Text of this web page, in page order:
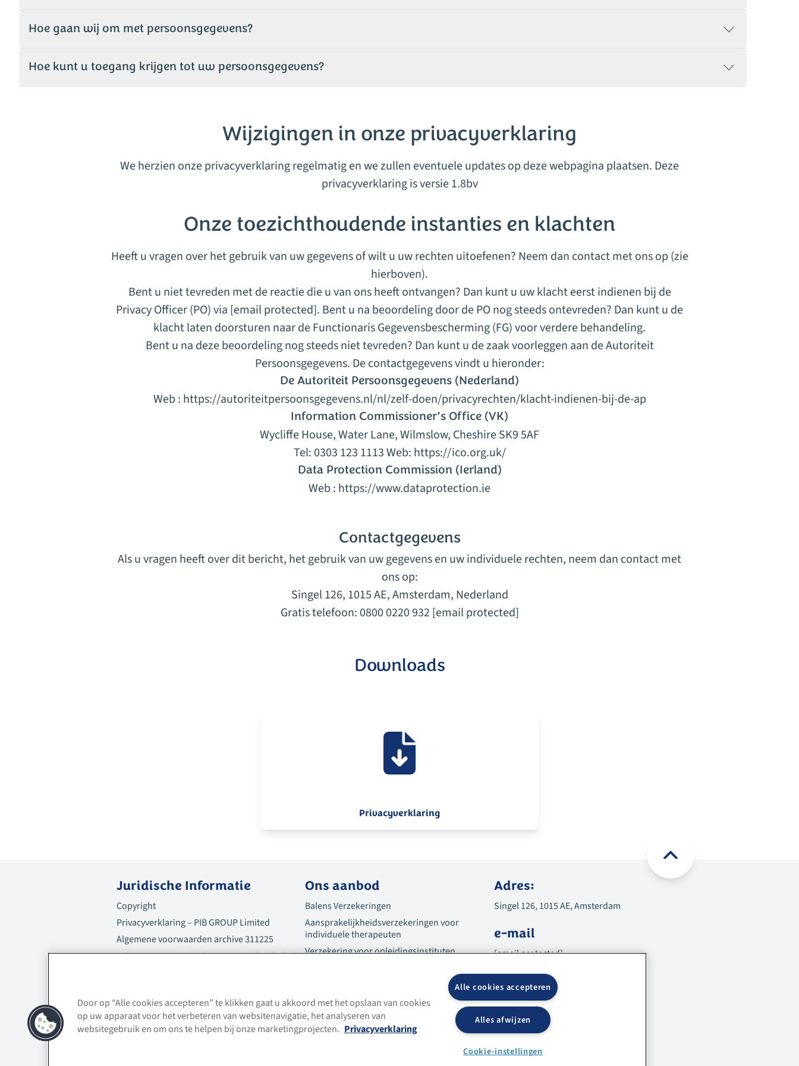
Hoe gaan wij om met persoonsgegevens?
Hoe kunt u toegang krijgen tot uw persoonsgegevens?
Wijzigingen in onze privacyverklaring
We herzien onze privacyverklaring regelmatig en we zullen eventuele updates op deze webpagina plaatsen. Deze
privacyverklaring is versie 1.8bv
Onze toezichthoudende instanties en klachten
Heeft u vragen over het gebruik van uw gegevens of wilt u uw rechten uitoefenen? Neem dan contact met ons op (zie
hierboven).
Bent u niet tevreden met de reactie die u van ons heeft ontvangen? Dan kunt u uw klacht eerst indienen bij de
Privacy Officer (PO) via [email protected]. Bent u na beoordeling door de PO nog steeds ontevreden? Dan kunt u de
klacht laten doorsturen naar de Functionaris Gegevensbescherming (FG) voor verdere behandeling.
Bent u na deze beoordeling nog steeds niet tevreden? Dan kunt u de zaak voorleggen aan de Autoriteit
Persoonsgegevens. De contactgegevens vindt u hieronder:
De Autoriteit Persoonsgegevens (Nederland)
Web : https://autoriteitpersoonsgegevens.nl/nl/zelf-doen/privacyrechten/klacht-indienen-bij-de-ap
Information Commissioner’s Office (VK)
Wycliffe House, Water Lane, Wilmslow, Cheshire SK9 5AF
Tel: 0303 123 1113 Web: https://ico.org.uk/
Data Protection Commission (Ierland)
Web : https://www.dataprotection.ie
Contactgegevens
Als u vragen heeft over dit bericht, het gebruik van uw gegevens en uw individuele rechten, neem dan contact met
ons op:
Singel 126, 1015 AE, Amsterdam, Nederland
Gratis telefoon: 0800 0220 932 [email protected]
Downloads
Privacyverklaring
Juridische Informatie
Copyright
Privacyverklaring – PIB GROUP Limited
Algemene voorwaarden archive 311225
Balens Europe B.V. Website- en Cookiesbeleid
Beloningsbeleid
Ons aanbod
Balens Verzekeringen
Aansprakelijkheidsverzekeringen voor
individuele therapeuten
Verzekering voor opleidingsinstituten
Contact
Adres:
Singel 126, 1015 AE, Amsterdam
e-mail
[email protected]
Telefoon (gratis)
0800 0220 932
Door op “Alle cookies accepteren” te klikken gaat u akkoord met het opslaan van cookies
op uw apparaat voor het verbeteren van websitenavigatie, het analyseren van
websitegebruik en om ons te helpen bij onze marketingprojecten. Privacyverklaring
Alle cookies accepteren
Alles afwijzen
Cookie-instellingen